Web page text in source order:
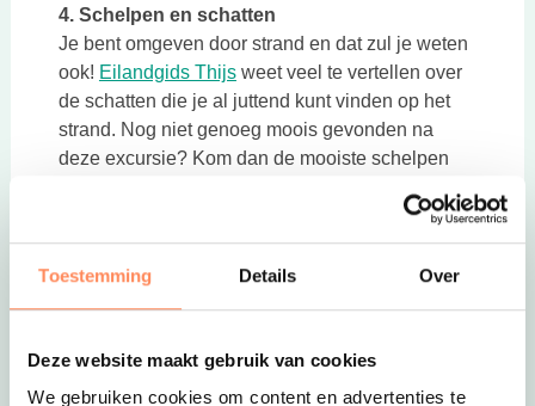
Toestemming Details Over
Deze website maakt gebruik van cookies
We gebruiken cookies om content en advertenties te
4. Schelpen en schatten
Je bent omgeven door strand en dat zul je weten
ook! Eilandgids ThijsDeze link opent in een nieuwe tab
weet veel te vertellen over
de schatten die je al juttend kunt vinden op het
strand. Nog niet genoeg moois gevonden na
deze excursie? Kom dan de mooiste schelpen
Deze link
Deze link opent in een nieuwe tab
met diverse natuurlijke speeltoestellen
parcours kun je van hieruit naar de Berkenplas